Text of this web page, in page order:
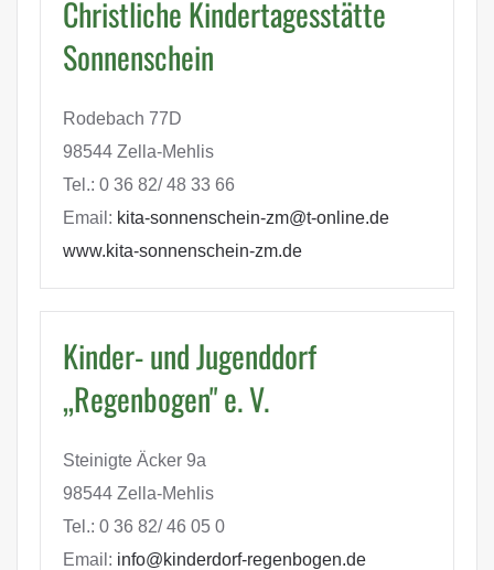
Christliche Kindertagesstätte
Sonnenschein
Rodebach 77D
98544 Zella-Mehlis
Tel.: 0 36 82/ 48 33 66
Email: kita-sonnenschein-zm@t-online.de
www.kita-sonnenschein-zm.de
Kinder- und Jugenddorf
„Regenbogen" e. V.
Steinigte Äcker 9a
98544 Zella-Mehlis
Tel.: 0 36 82/ 46 05 0
Email: info@kinderdorf-regenbogen.de